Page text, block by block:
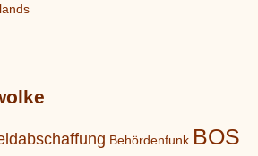
Behördenfunk BOS